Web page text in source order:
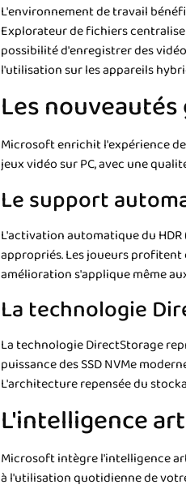
L'environnement de travail
Explorateur de fichiers
possibilité d'enregistrer des
l'utilisation sur les appareils
Les nouveautés
Microsoft enrichit l'expérience
jeux vidéo sur PC, avec une
Le support
L'activation automatique du
appropriés. Les joueurs profitent
amélioration s'applique même
La technologie
La technologie DirectStorage
puissance des SSD NVMe
L'architecture repensée du
L'intelligence
Microsoft intègre l'intelligence
à l'utilisation quotidienne de